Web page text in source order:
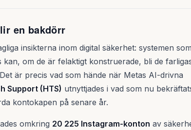
en bakdörr
insikterna inom digital säkerhet: systemen
kan, om de är felaktigt konstruerade, bli de
är precis vad som hände när Metas AI-drivna
Support (HTS) utnyttjades i vad som nu
kontokapen på senare år.
omkring 20 225 Instagram-konton av